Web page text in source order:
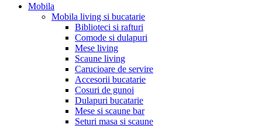
Mobila
Mobila living si bucatarie
Biblioteci si rafturi
Comode si dulapuri
Mese living
Scaune living
Carucioare de servire
Accesorii bucatarie
Cosuri de gunoi
Dulapuri bucatarie
Mese si scaune bar
Seturi masa si scaune